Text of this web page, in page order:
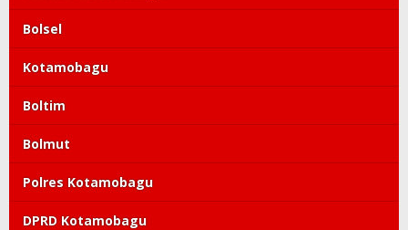
Bolsel
Kotamobagu
Boltim
Bolmut
Polres Kotamobagu
DPRD Kotamobagu